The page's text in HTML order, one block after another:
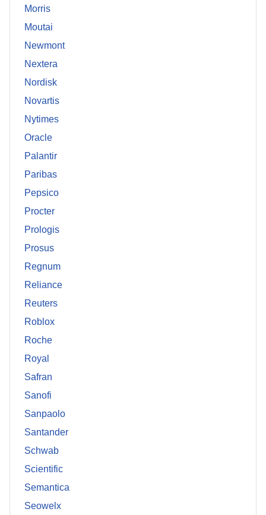
Morris
Moutai
Newmont
Nextera
Nordisk
Novartis
Nytimes
Oracle
Palantir
Paribas
Pepsico
Procter
Prologis
Prosus
Regnum
Reliance
Reuters
Roblox
Roche
Royal
Safran
Sanofi
Sanpaolo
Santander
Schwab
Scientific
Semantica
Seowelx